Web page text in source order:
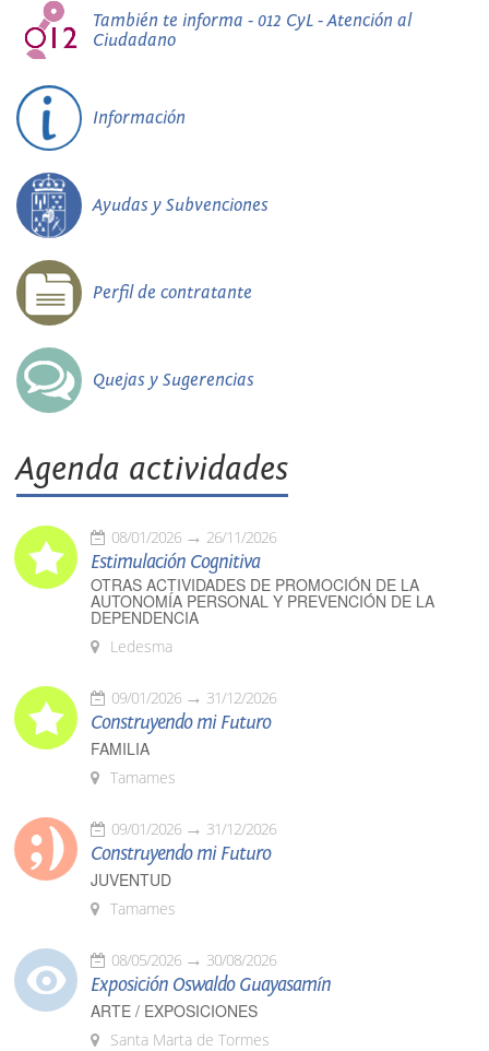
También te informa - 012 CyL - Atención al
Ciudadano
Información
Ayudas y Subvenciones
Perfil de contratante
Quejas y Sugerencias
Agenda actividades
08/01/2026 26/11/2026
Estimulación Cognitiva
OTRAS ACTIVIDADES DE PROMOCIÓN DE LA
AUTONOMÍA PERSONAL Y PREVENCIÓN DE LA
DEPENDENCIA
Ledesma
09/01/2026 31/12/2026
Construyendo mi Futuro
FAMILIA
Tamames
09/01/2026 31/12/2026
Construyendo mi Futuro
JUVENTUD
Tamames
08/05/2026 30/08/2026
Exposición Oswaldo Guayasamín
ARTE / EXPOSICIONES
Santa Marta de Tormes